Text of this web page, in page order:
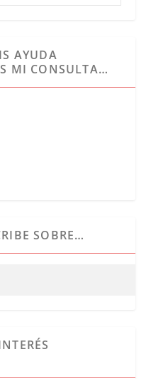
AYUDA
MI CONSULTA…
SOBRE…